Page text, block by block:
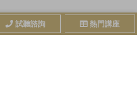
試聽諮詢 熱門講座